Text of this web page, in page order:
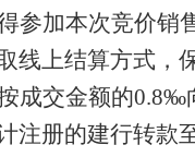
参加本次竞价销
线上结算方式，
成交金额的0.8‰
注册的建行转款